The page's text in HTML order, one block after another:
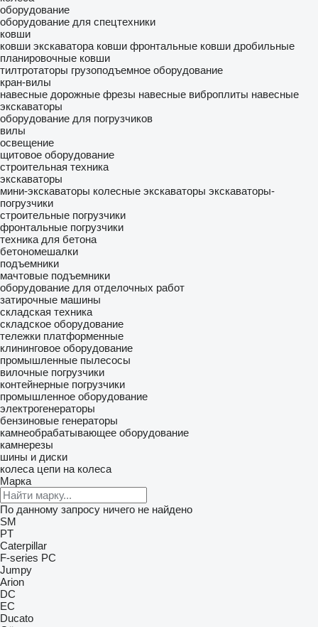
оборудование
оборудование для спецтехники
ковши
ковши экскаватора ковши фронтальные ковши дробильные
планировочные ковши
тилтротаторы грузоподъемное оборудование
кран-вилы
навесные дорожные фрезы навесные виброплиты навесные
экскаваторы
оборудование для погрузчиков
вилы
освещение
щитовое оборудование
строительная техника
экскаваторы
мини-экскаваторы колесные экскаваторы экскаваторы-
погрузчики
строительные погрузчики
фронтальные погрузчики
техника для бетона
бетономешалки
подъемники
мачтовые подъемники
оборудование для отделочных работ
затирочные машины
складская техника
складское оборудование
тележки платформенные
клининговое оборудование
промышленные пылесосы
вилочные погрузчики
контейнерные погрузчики
промышленное оборудование
электрогенераторы
бензиновые генераторы
камнеобрабатывающее оборудование
камнерезы
шины и диски
колеса цепи на колеса
Марка
По данному запросу ничего не найдено
SM
PT
Caterpillar
F-series PC
Jumpy
Arion
DC
EC
Ducato